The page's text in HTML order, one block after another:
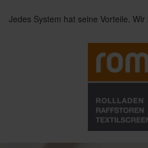
Jedes System hat seine Vorteile.